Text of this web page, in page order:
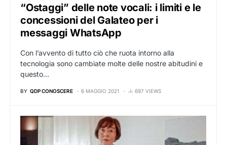
“Ostaggi” delle note vocali: i limiti e le
concessioni del Galateo per i
messaggi WhatsApp
Con l’avvento di tutto ciò che ruota intorno alla
tecnologia sono cambiate molte delle nostre abitudini e
questo…
BY QDP CONOSCERE 6 MAGGIO 2021 697 VIEWS